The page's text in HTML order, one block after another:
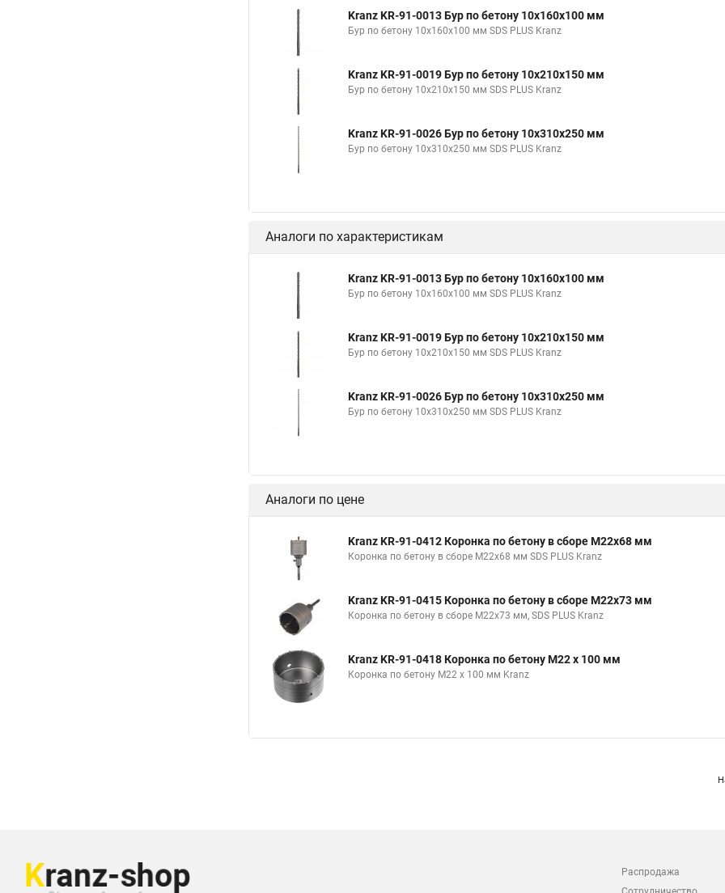
Kranz KR-91-0013 Бур по бетону 10x160x100 мм
Бур по бетону 10x160x100 мм SDS PLUS Kranz
Kranz KR-91-0019 Бур по бетону 10x210x150 мм
Бур по бетону 10x210x150 мм SDS PLUS Kranz
Kranz KR-91-0026 Бур по бетону 10x310x250 мм
Бур по бетону 10x310x250 мм SDS PLUS Kranz
Аналоги по характеристикам
Kranz KR-91-0013 Бур по бетону 10x160x100 мм
Бур по бетону 10x160x100 мм SDS PLUS Kranz
Kranz KR-91-0019 Бур по бетону 10x210x150 мм
Бур по бетону 10x210x150 мм SDS PLUS Kranz
Kranz KR-91-0026 Бур по бетону 10x310x250 мм
Бур по бетону 10x310x250 мм SDS PLUS Kranz
Аналоги по цене
Kranz KR-91-0412 Коронка по бетону в сборе М22х68 мм
Коронка по бетону в сборе М22х68 мм SDS PLUS Kranz
Kranz KR-91-0415 Коронка по бетону в сборе М22х73 мм
Коронка по бетону в сборе М22х73 мм, SDS PLUS Kranz
Kranz KR-91-0418 Коронка по бетону М22 х 100 мм
Коронка по бетону М22 х 100 мм Kranz
Распродажа